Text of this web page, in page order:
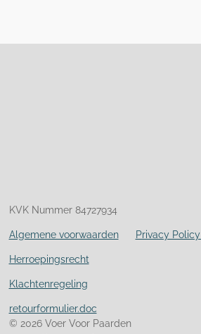
KVK Nummer 84727934
Algemene voorwaarden Privacy Policy
Herroepingsrecht
Klachtenregeling
retourformulier.doc
© 2026 Voer Voor Paarden